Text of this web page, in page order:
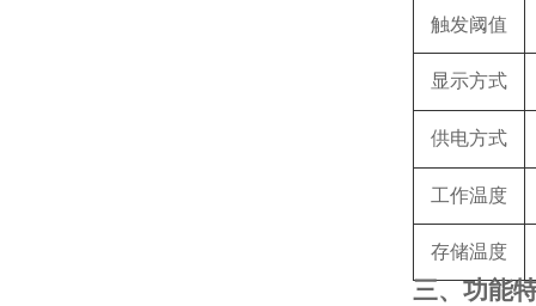
触发阈值
显示方式
供电方式
工作温度
存储温度
三、功能